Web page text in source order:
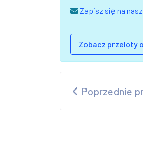
Zapisz się na
Zobacz przeloty
Poprzednie